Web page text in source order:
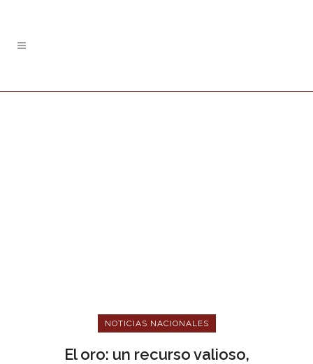
NOTICIAS NACIONALES
El oro: un recurso valioso,